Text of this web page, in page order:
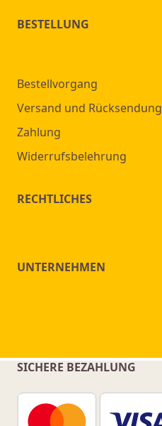
BESTELLUNG
Bestellvorgang
Versand und Rücksendung
Zahlung
Widerrufsbelehrung
RECHTLICHES
UNTERNEHMEN
SICHERE BEZAHLUNG